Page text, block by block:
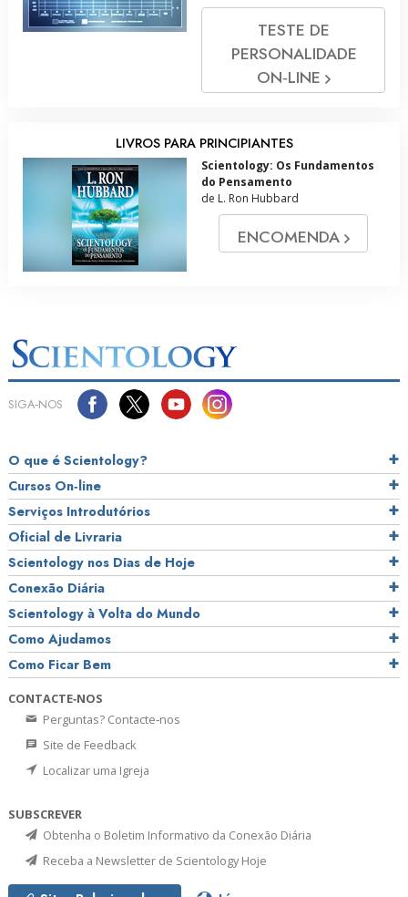
TESTE DE
PERSONALIDADE
ON‑LINE
LIVROS PARA PRINCIPIANTES
Scientology: Os Fundamentos
do Pensamento
de L. Ron Hubbard
ENCOMENDA
SIGA‑NOS
O que é Scientology?
Cursos On‑line
Serviços Introdutórios
Oficial de Livraria
Scientology nos Dias de Hoje
Conexão Diária
Scientology à Volta do Mundo
Como Ajudamos
Como Ficar Bem
CONTACTE‑NOS
Perguntas? Contacte‑nos
Site de Feedback
Localizar uma Igreja
SUBSCREVER
Obtenha o Boletim Informativo da Conexão Diária
Receba a Newsletter de Scientology Hoje